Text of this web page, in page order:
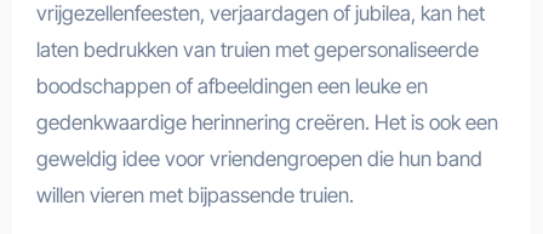
vrijgezellenfeesten, verjaardagen of jubilea, kan het
laten bedrukken van truien met gepersonaliseerde
boodschappen of afbeeldingen een leuke en
gedenkwaardige herinnering creëren. Het is ook een
geweldig idee voor vriendengroepen die hun band
willen vieren met bijpassende truien.